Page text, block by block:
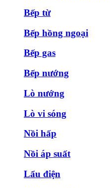
Bếp từ
Bếp hồng ngoại
Bếp gas
Bếp nướng
Lò nướng
Lò vi sóng
Nồi hấp
Nồi áp suất
Lẩu điện